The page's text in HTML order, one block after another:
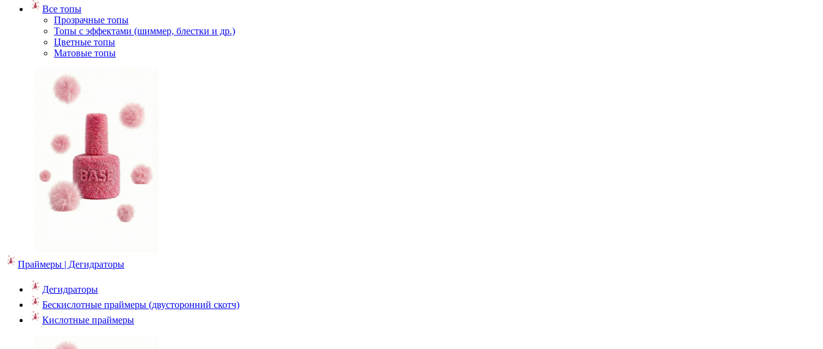
Все топы
Прозрачные топы
Топы с эффектами (шиммер, блестки и др.)
Цветные топы
Матовые топы
Праймеры | Дегидраторы
Дегидраторы
Бескислотные праймеры (двусторонний скотч)
Кислотные праймеры